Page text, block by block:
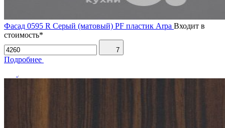
Фасад 0595 R Серый (матовый) PF пластик Arpa Входит в
стоимость*
7
Подробнее